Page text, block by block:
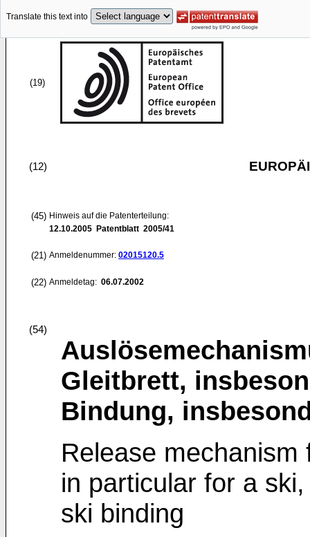
Translate this text into
(19)
(12)
(45) Hinweis auf die Patenterteilung:
12.10.2005 Patentblatt 2005/41
(21) Anmeldenummer: 02015120.5
(22) Anmeldetag: 06.07.2002
(54)
Gleitbrett,
Bindung,
Release
in particular for a
ski binding